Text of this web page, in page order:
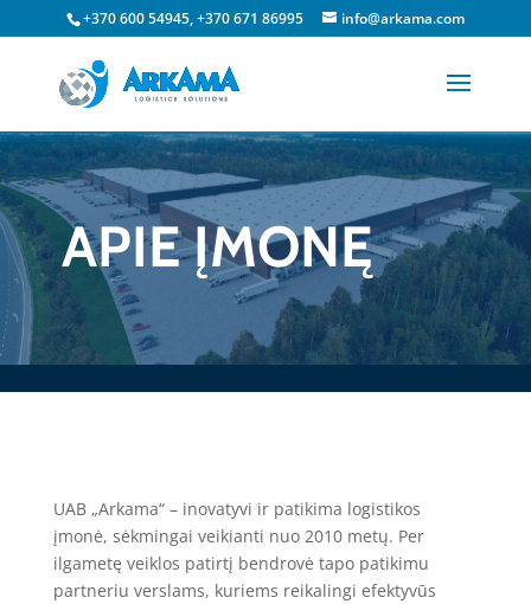
+370 600 54945, +370 671 86995 info@arkama.com
APIE ĮMONĘ
UAB „Arkama“ – inovatyvi ir patikima logistikos
įmonė, sėkmingai veikianti nuo 2010 metų. Per
ilgametę veiklos patirtį bendrovė tapo patikimu
partneriu verslams, kuriems reikalingi efektyvūs